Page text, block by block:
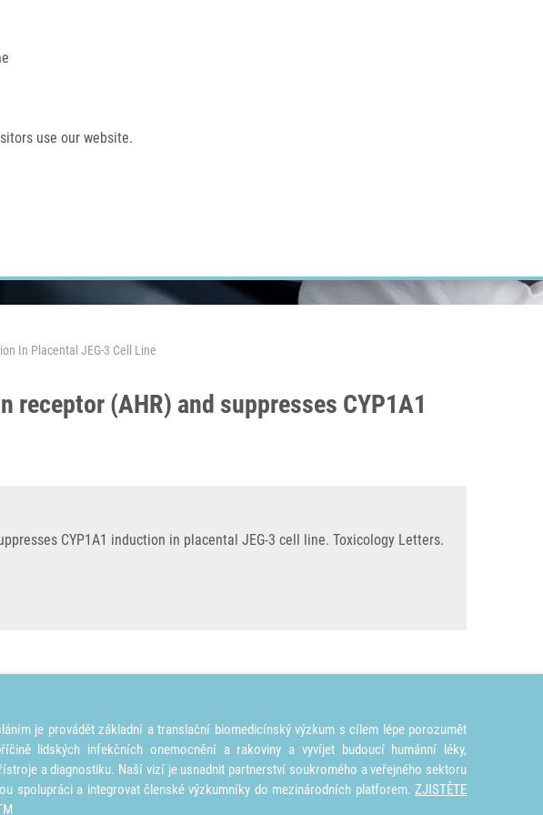
use our website.
In Placental JEG-3 Cell Line
(AHR) and suppresses CYP1A1
CYP1A1 induction in placental JEG-3 cell line. Toxicology Letters.
je provádět základní a translační biomedicínský výzkum s cílem lépe porozumět
lidských infekčních onemocnění a rakoviny a vyvíjet budoucí humánní léky,
a diagnostiku. Naší vizí je usnadnit partnerství soukromého a veřejného sektoru
spolupráci a integrovat členské výzkumníky do mezinárodních platforem. ZJISTĚTE